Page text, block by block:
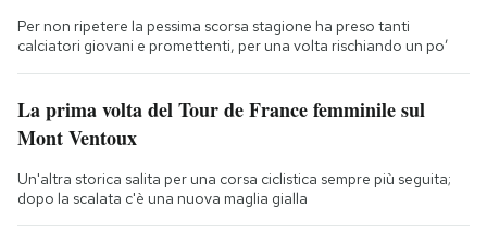
Per non ripetere la pessima scorsa stagione ha preso tanti
calciatori giovani e promettenti, per una volta rischiando un po’
La prima volta del Tour de France femminile sul
Mont Ventoux
Un'altra storica salita per una corsa ciclistica sempre più seguita;
dopo la scalata c'è una nuova maglia gialla